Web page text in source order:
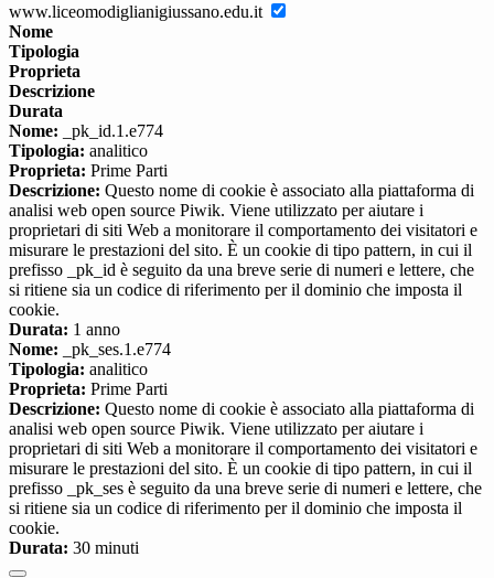
www.liceomodiglianigiussano.edu.it
Nome
Tipologia
Proprieta
Descrizione
Durata
Nome: _pk_id.1.e774
Tipologia: analitico
Proprieta: Prime Parti
Descrizione: Questo nome di cookie è associato alla piattaforma di
analisi web open source Piwik. Viene utilizzato per aiutare i
proprietari di siti Web a monitorare il comportamento dei visitatori e
misurare le prestazioni del sito. È un cookie di tipo pattern, in cui il
prefisso _pk_id è seguito da una breve serie di numeri e lettere, che
si ritiene sia un codice di riferimento per il dominio che imposta il
cookie.
Durata: 1 anno
Nome: _pk_ses.1.e774
Tipologia: analitico
Proprieta: Prime Parti
Descrizione: Questo nome di cookie è associato alla piattaforma di
analisi web open source Piwik. Viene utilizzato per aiutare i
proprietari di siti Web a monitorare il comportamento dei visitatori e
misurare le prestazioni del sito. È un cookie di tipo pattern, in cui il
prefisso _pk_ses è seguito da una breve serie di numeri e lettere, che
si ritiene sia un codice di riferimento per il dominio che imposta il
cookie.
Durata: 30 minuti